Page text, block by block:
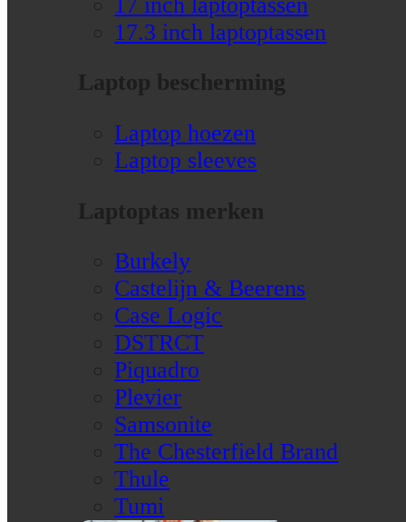
17.3 inch laptoptassen
Laptop bescherming
Laptop hoezen
Laptop sleeves
Laptoptas merken
Burkely
Castelijn & Beerens
Case Logic
DSTRCT
Piquadro
Plevier
Samsonite
The Chesterfield Brand
Thule
Tumi